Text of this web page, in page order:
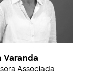
Varanda
Associada